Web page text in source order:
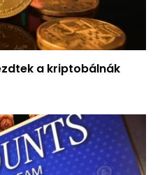
a kriptobálnák